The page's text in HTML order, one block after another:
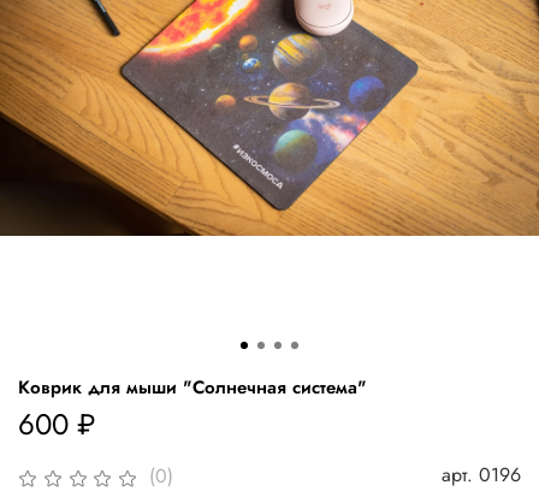
(0) арт. 0196
Коврик для мыши "Солнечная система"
600 ₽